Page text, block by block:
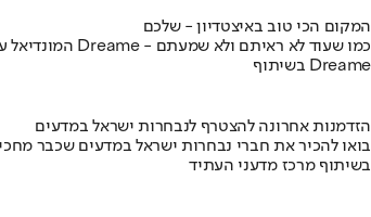
המקום הכי טוב באיצטדיון - שלכם
המונדיאל עם מסכי Dreame - כמו שעוד לא ראיתם ולא שמעתם
בשיתוף Dreame
הזדמנות אחרונה להצטרף לנבחרות ישראל במדעים
בואו להכיר את חברי נבחרות ישראל במדעים שכבר
בשיתוף מרכז מדעני העתיד